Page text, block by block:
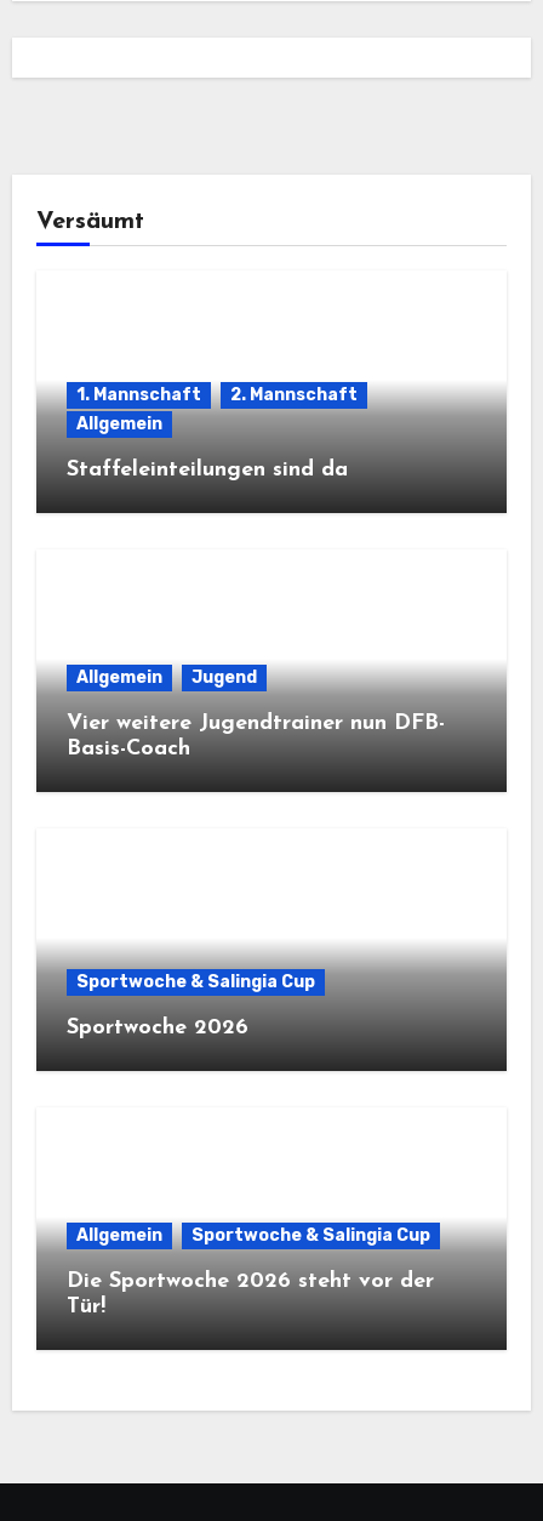
Versäumt
1. Mannschaft
2. Mannschaft
Allgemein
Staffeleinteilungen sind da
Allgemein Jugend
Vier weitere Jugendtrainer nun DFB-
Basis-Coach
Sportwoche & Salingia Cup
Sportwoche 2026
Allgemein Sportwoche & Salingia Cup
Die Sportwoche 2026 steht vor der
Tür!